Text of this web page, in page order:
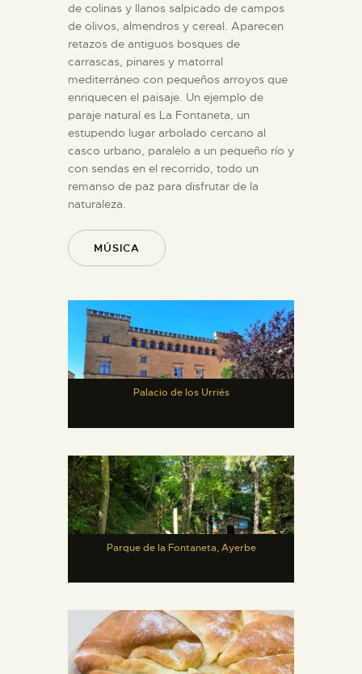
de colinas y llanos salpicado de campos
de olivos, almendros y cereal. Aparecen
retazos de antiguos bosques de
carrascas, pinares y matorral
mediterráneo con pequeños arroyos que
enriquecen el paisaje. Un ejemplo de
paraje natural es La Fontaneta, un
estupendo lugar arbolado cercano al
casco urbano, paralelo a un pequeño río y
con sendas en el recorrido, todo un
remanso de paz para disfrutar de la
naturaleza.
MÚSICA
Palacio de los Urriés
Parque de la Fontaneta, Ayerbe